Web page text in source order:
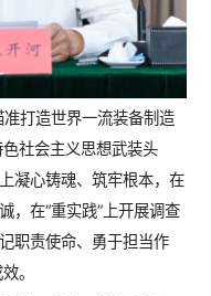
打造世界一流装备制造
社会主义思想武装头
凝心铸魂、筑牢根本，在
，在“重实践”上开展调查
职责使命、勇于担当作
。